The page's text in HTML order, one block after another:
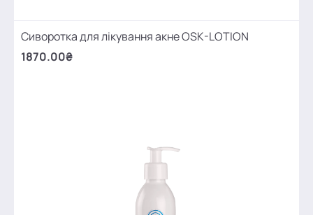
Сиворотка для лікування акне OSK-LOTION
1870.00₴